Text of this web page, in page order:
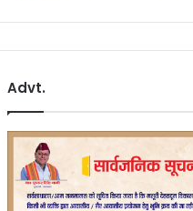
Advt.